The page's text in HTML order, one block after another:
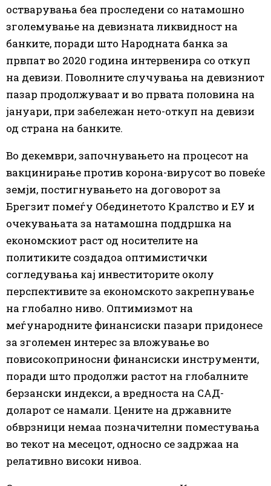
остварувања беа проследени со натамошно
зголемување на девизната ликвидност на
банките, поради што Народната банка за
првпат во 2020 година интервенира со откуп
на девизи. Поволните случувања на девизниот
пазар продолжуваат и во првата половина на
јануари, при забележан нето-откуп на девизи
од страна на банките.
Во декември, започнувањето на процесот на
вакцинирање против корона-вирусот во повеќе
земји, постигнувањето на договорот за
Брегзит помеѓу Обединетото Кралство и ЕУ и
очекувањата за натамошна поддршка на
економскиот раст од носителите на
политиките создадоа оптимистички
согледувања кај инвеститорите околу
перспективите за економското закрепнување
на глобално ниво. Оптимизмот на
меѓународните финансиски пазари придонесе
за зголемен интерес за вложување во
повисокоприносни финансиски инструменти,
поради што продолжи растот на глобалните
берзански индекси, а вредноста на САД-
доларот се намали. Цените на државните
обврзници немаа позначителни поместувања
во текот на месецот, односно се задржаа на
релативно високи нивоа.